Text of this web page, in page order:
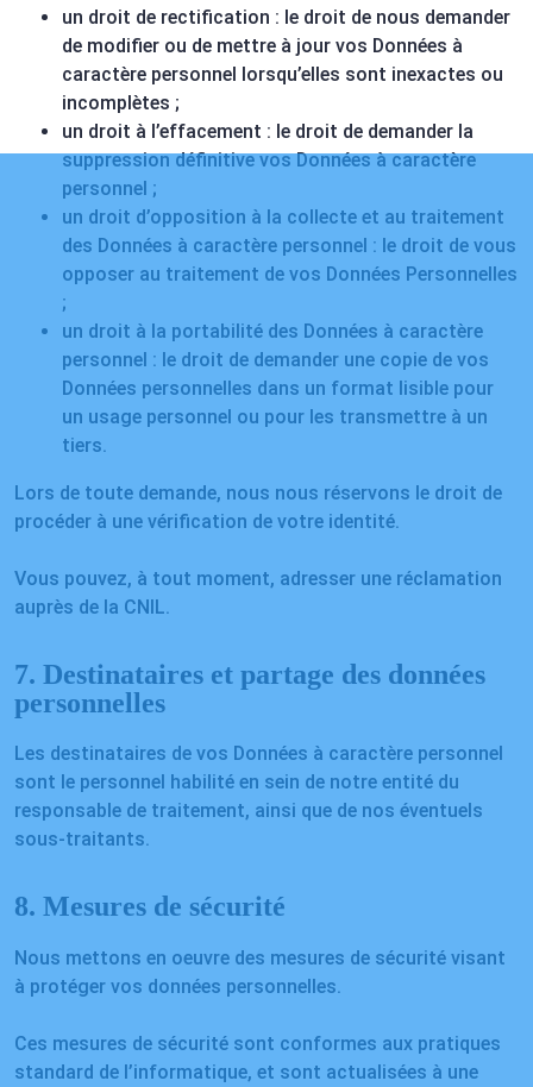
un droit de rectification : le droit de nous demander
de modifier ou de mettre à jour vos Données à
caractère personnel lorsqu’elles sont inexactes ou
incomplètes ;
un droit à l’effacement : le droit de demander la
suppression définitive vos Données à caractère
personnel ;
un droit d’opposition à la collecte et au traitement
des Données à caractère personnel : le droit de vous
opposer au traitement de vos Données Personnelles
;
un droit à la portabilité des Données à caractère
personnel : le droit de demander une copie de vos
Données personnelles dans un format lisible pour
un usage personnel ou pour les transmettre à un
tiers.
Lors de toute demande, nous nous réservons le droit de
procéder à une vérification de votre identité.
Vous pouvez, à tout moment, adresser une réclamation
auprès de la CNIL.
7. Destinataires et partage des données
personnelles
Les destinataires de vos Données à caractère personnel
sont le personnel habilité en sein de notre entité du
responsable de traitement, ainsi que de nos éventuels
sous-traitants.
8. Mesures de sécurité
Nous mettons en oeuvre des mesures de sécurité visant
à protéger vos données personnelles.
Ces mesures de sécurité sont conformes aux pratiques
standard de l’informatique, et sont actualisées à une